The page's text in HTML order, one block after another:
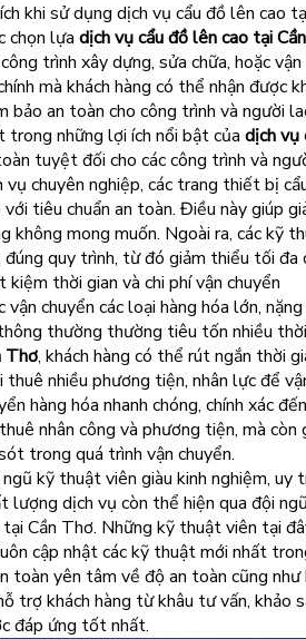
khi sử dụng dịch vụ cẩu đồ lên cao
chọn lựa dịch vụ cẩu đồ lên cao tại
trình xây dựng, sửa chữa, hoặc
mà khách hàng có thể nhận được
bảo an toàn cho công trình và người
trong những lợi ích nổi bật của dịch vụ
tuyệt đối cho các công trình và
vụ chuyên nghiệp, các trang thiết bị
với tiêu chuẩn an toàn. Điều này giúp
không mong muốn. Ngoài ra, các kỹ
đúng quy trình, từ đó giảm thiểu tối đa
kiệm thời gian và chi phí vận chuyển
vận chuyển các loại hàng hóa lớn,
thường thường tiêu tốn nhiều thời
Thơ, khách hàng có thể rút ngắn thời
thuê nhiều phương tiện, nhân lực để
hàng hóa nhanh chóng, chính xác
nhân công và phương tiện, mà
trong quá trình vận chuyển.
kỹ thuật viên giàu kinh nghiệm, uy
lượng dịch vụ còn thể hiện qua đội
Cần Thơ. Những kỹ thuật viên tại
cập nhật các kỹ thuật mới nhất
toàn yên tâm về độ an toàn cũng
trợ khách hàng từ khâu tư vấn, khảo
đáp ứng tốt nhất.